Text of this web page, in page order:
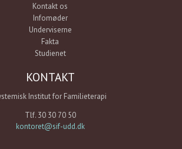
Kontakt os
Infomøder
Underviserne
Fakta
Studienet
KONTAKT
Institut for Familieterapi
Tlf. 30 30 70 50
kontoret@sif-udd.dk